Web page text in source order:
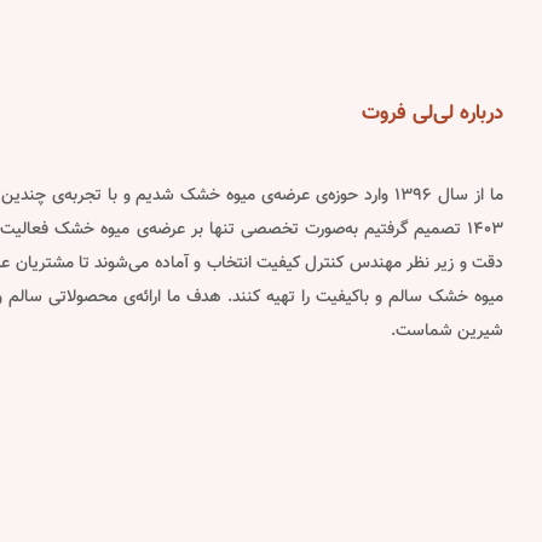
دربارهلی‌لی فروت
ما از سال ۱۳۹۶ وارد حوزه‌ی عرضه‌ی میوه خشک شدیم و با تجربه‌ی
۱۴۰۳ تصمیم گرفتیم به‌صورت تخصصی تنها بر عرضه‌ی میوه خشک
دقت و زیر نظر مهندس کنترل کیفیت انتخاب و آماده می‌شوند تا مشتریان
میوه خشک سالم و باکیفیت را تهیه کنند. هدف ما ارائه‌ی محصولاتی
شیرین شماست.